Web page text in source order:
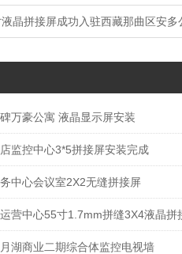
晶拼接屏成功入驻西藏那曲区安多
万豪公寓 液晶显示屏安装
监控中心3*5拼接屏安装完成
中心会议室2X2无缝拼接屏
营中心55寸1.7mm拼缝3X4液晶拼
湖商业二期综合体监控电视墙